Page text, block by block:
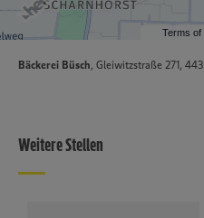
Terms of
Bäckerei Büsch, Gleiwitzstraße 271,
Weitere Stellen